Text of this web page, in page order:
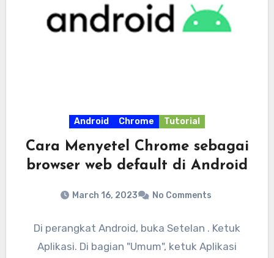
Android Chrome Tutorial
Cara Menyetel Chrome sebagai
browser web default di Android
March 16, 2023 No Comments
Di perangkat Android, buka Setelan . Ketuk
Aplikasi. Di bagian "Umum", ketuk Aplikasi